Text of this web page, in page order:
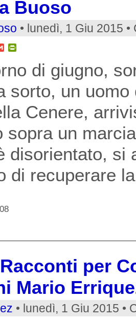
Buoso
• lunedì, 1 Giu 2015
Gmail
di giugno,
sorto, un
Cenere,
sopra un
disorientato, si
di recuperare
per
Mario
• lunedì, 1 Giu 2015 •